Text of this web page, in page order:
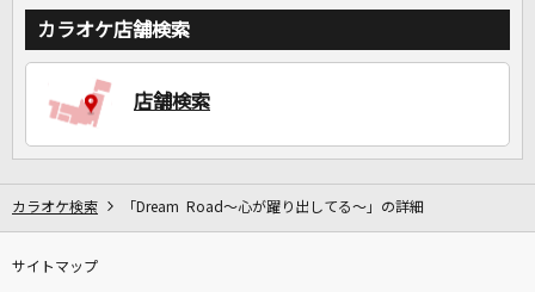
カラオケ店舗検索
店舗検索
カラオケ検索 「Dream Road～心が躍り出してる～」の詳細
サイトマップ